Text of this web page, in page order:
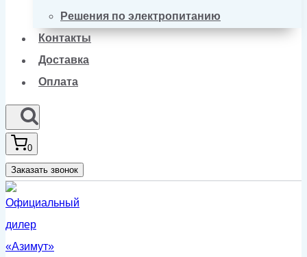
Решения по электропитанию
Контакты
Доставка
Оплата
0
Заказать звонок